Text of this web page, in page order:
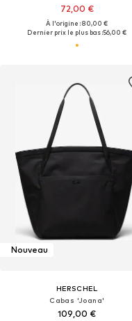
72,00 €
À l'origine : 80,00 €
Dernier prix le plus bas :56,00 €
Nouveau
HERSCHEL
Cabas 'Joana'
109,00 €